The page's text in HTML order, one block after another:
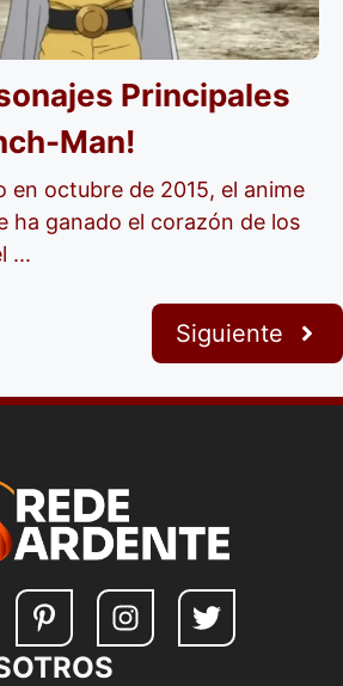
Principales
Man!
en octubre de 2015, el anime
ha ganado el corazón de los
...
Siguiente